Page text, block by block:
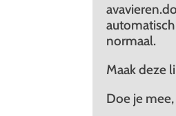
normaal.
Maak deze
Doe je